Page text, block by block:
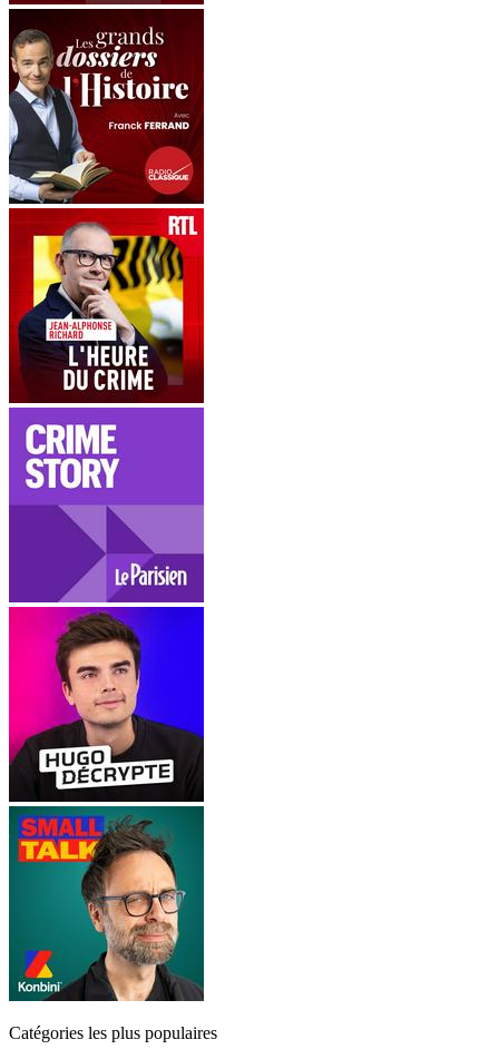
Catégories les plus populaires